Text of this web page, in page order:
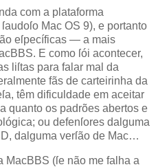
com a plataforma
Mac OS 9), e portanto
eſpecíficas — a mais
E como ſói acontecer,
liſtas para falar mal da
fãs de carteirinha da
têm dificuldade em aceitar
quanto os padrões abertos e
ou defenſores dalguma
dalguma verſão de Mac…
(ſe não me falha a